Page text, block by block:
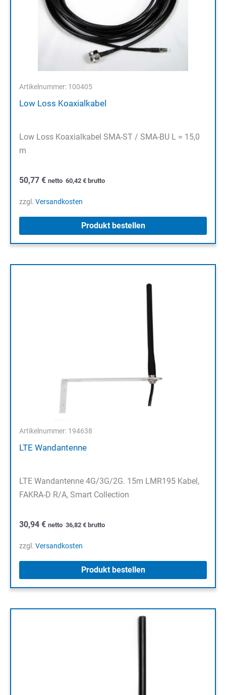
Artikelnummer: 100405
Low Loss Koaxialkabel
Low Loss Koaxialkabel SMA-ST / SMA-BU L = 15,0
m
50,77 € netto 60,42 € brutto
zzgl. Versandkosten
Produkt bestellen
Artikelnummer: 194638
LTE Wandantenne
LTE Wandantenne 4G/3G/2G. 15m LMR195 Kabel,
FAKRA-D R/A, Smart Collection
30,94 € netto 36,82 € brutto
zzgl. Versandkosten
Produkt bestellen